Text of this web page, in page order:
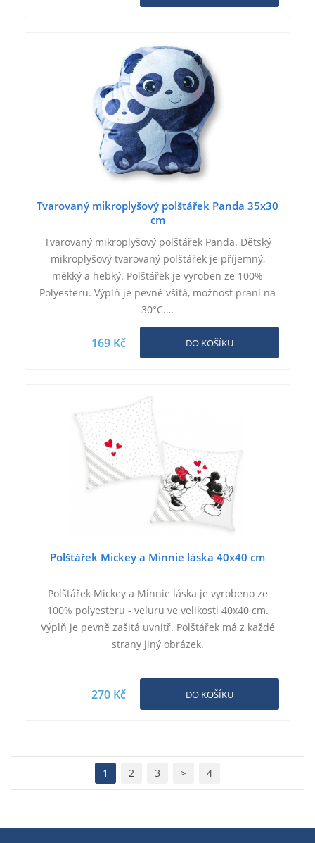
Tvarovaný mikroplyšový polštářek Panda 35x30
cm
Tvarovaný mikroplyšový polštářek Panda. Dětský
mikroplyšový tvarovaný polštářek je příjemný,
měkký a hebký. Polštářek je vyroben ze 100%
Polyesteru. Výplň je pevně všitá, možnost praní na
30°C.…
169 Kč DO KOŠÍKU
Polštářek Mickey a Minnie láska 40x40 cm
Polštářek Mickey a Minnie láska je vyrobeno ze
100% polyesteru - veluru ve velikosti 40x40 cm.
Výplň je pevně zašitá uvnitř. Polštářek má z každé
strany jiný obrázek.
270 Kč DO KOŠÍKU
1 2 3 > 4